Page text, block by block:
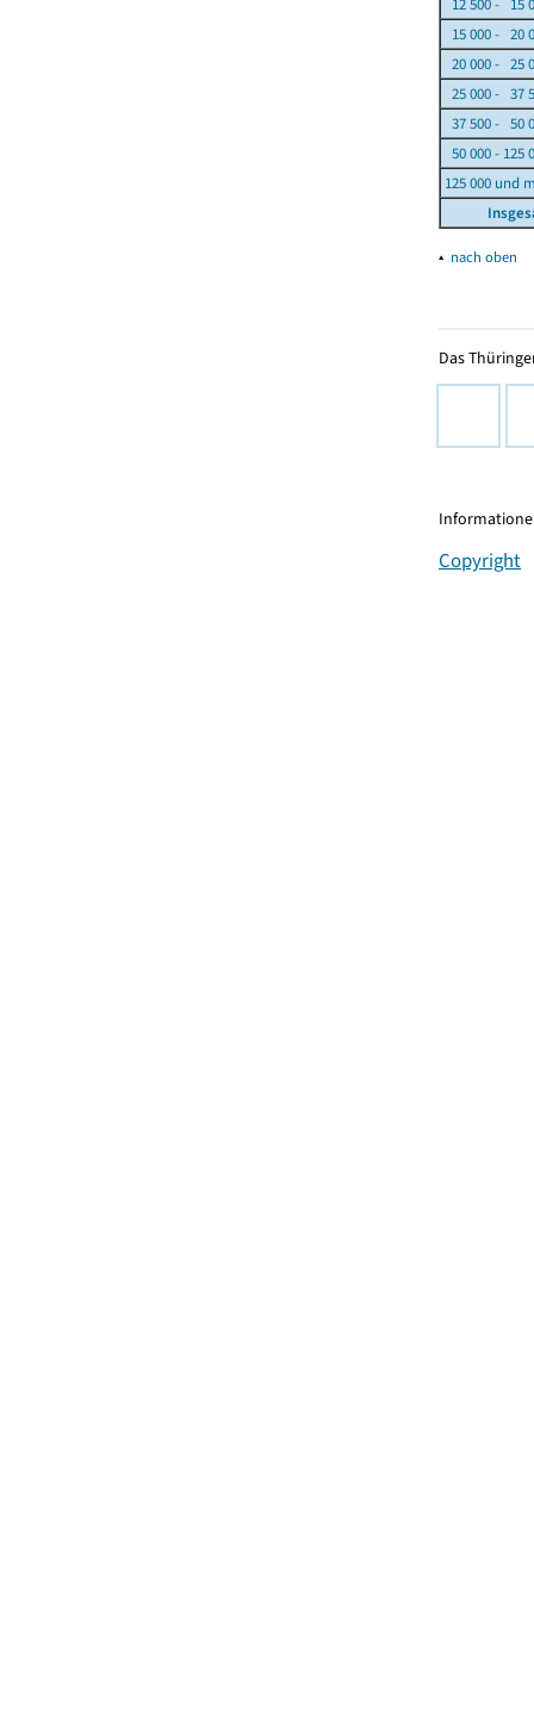
12 500 - 15
15 000 - 20
20 000 - 25
25 000 - 37
37 500 - 50
50 000 - 125
125 000 und
▴ nach oben
Das
Copyright